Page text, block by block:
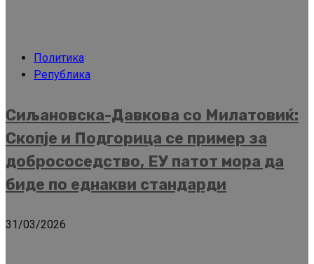
Политика
Република
Сиљановска-Давкова со Милатовиќ:
Скопје и Подгорица се пример за
добрососедство, ЕУ патот мора да
биде по еднакви стандарди
31/03/2026